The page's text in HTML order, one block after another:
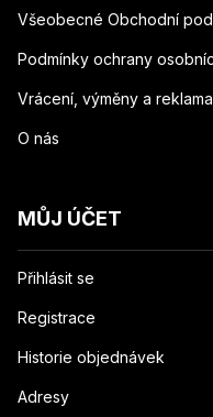
Všeobecné Obchodní
Podmínky ochrany
Vrácení, výměny a
O nás
MŮJ ÚČET
Přihlásit se
Registrace
Historie objednávek
Adresy